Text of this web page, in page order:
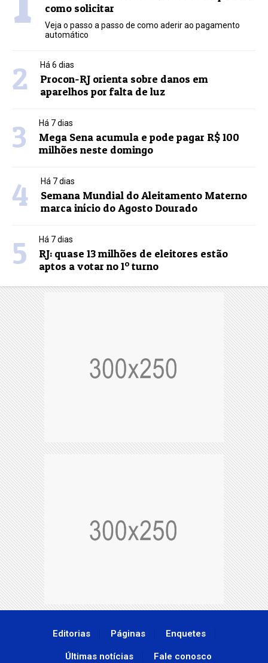
como solicitar
Veja o passo a passo de como aderir ao pagamento
automático
2 Há 6 dias
Procon-RJ orienta sobre danos em
aparelhos por falta de luz
3 Há 7 dias
Mega Sena acumula e pode pagar R$ 100
milhões neste domingo
4 Há 7 dias
Semana Mundial do Aleitamento Materno
marca início do Agosto Dourado
5 Há 7 dias
RJ: quase 13 milhões de eleitores estão
aptos a votar no 1º turno
Editorias Páginas Enquetes
Últimas notícias Fale conosco